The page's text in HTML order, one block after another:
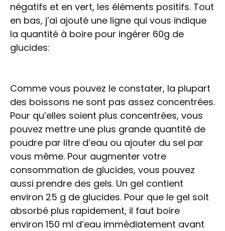
négatifs et en vert, les éléments positifs. Tout
en bas, j’ai ajouté une ligne qui vous indique
la quantité à boire pour ingérer 60g de
glucides:
Comme vous pouvez le constater, la plupart
des boissons ne sont pas assez concentrées.
Pour qu’elles soient plus concentrées, vous
pouvez mettre une plus grande quantité de
poudre par litre d’eau ou ajouter du sel par
vous même. Pour augmenter votre
consommation de glucides, vous pouvez
aussi prendre des gels. Un gel contient
environ 25 g de glucides. Pour que le gel soit
absorbé plus rapidement, il faut boire
environ 150 ml d’eau immédiatement avant